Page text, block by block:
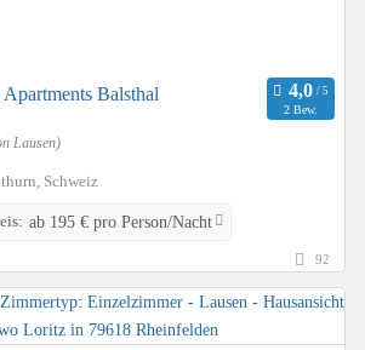
Balsthal
2 Bew.
Lausen)
Schweiz
ab 195 € pro Person/Nacht
92